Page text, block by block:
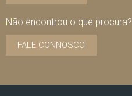
Não encontrou o que procura?
FALE CONNOSCO